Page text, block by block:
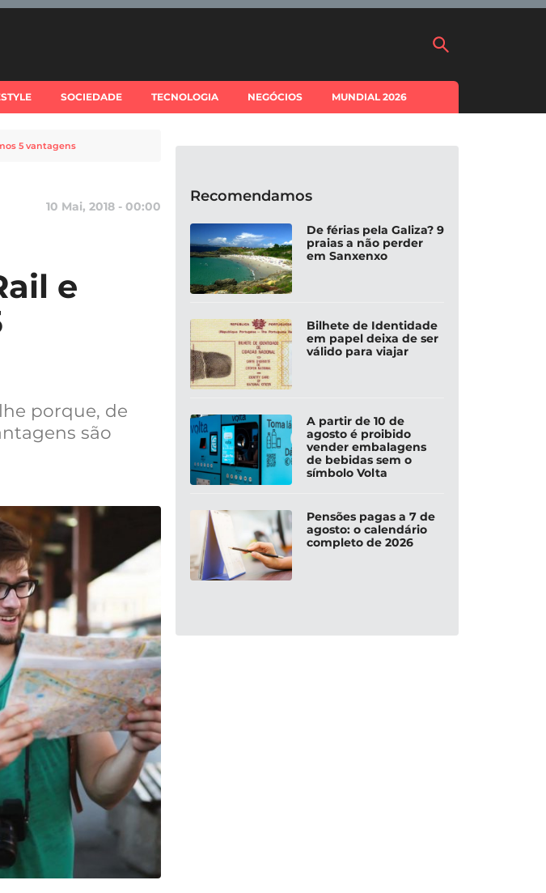
SOCIEDADE TECNOLOGIA NEGÓCIOS MUNDIAL 2026
5 vantagens
10 Mai, 2018 - 00:00
e
porque, de
são
Recomendamos
De férias pela Galiza? 9
praias a não perder
em Sanxenxo
Bilhete de Identidade
em papel deixa de ser
válido para viajar
A partir de 10 de
agosto é proibido
vender embalagens
de bebidas sem o
símbolo Volta
Pensões pagas a 7 de
agosto: o calendário
completo de 2026